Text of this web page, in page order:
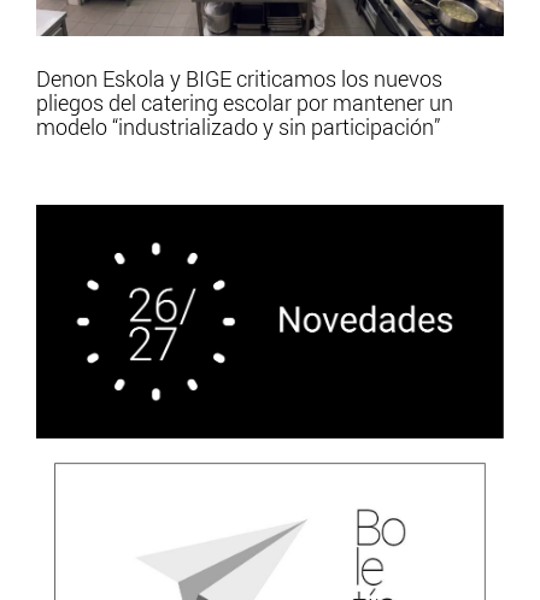
Denon Eskola y BIGE criticamos los nuevos
pliegos del catering escolar por mantener un
modelo “industrializado y sin participación”